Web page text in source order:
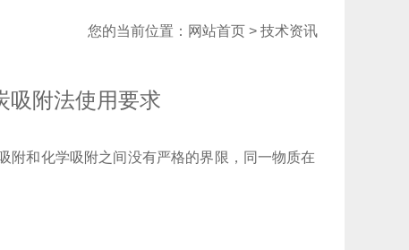
您的当前位置： 网站首页 > 技术资讯
附法使用要求
和化学吸附之间没有严格的界限，同一物质在